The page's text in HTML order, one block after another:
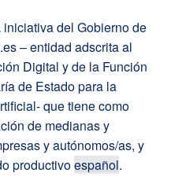
del Gobierno de
– entidad adscrita al
Digital y de la Función
de Estado para la
que tiene como
de medianas y
y autónomos/as, y
productivoespañol.